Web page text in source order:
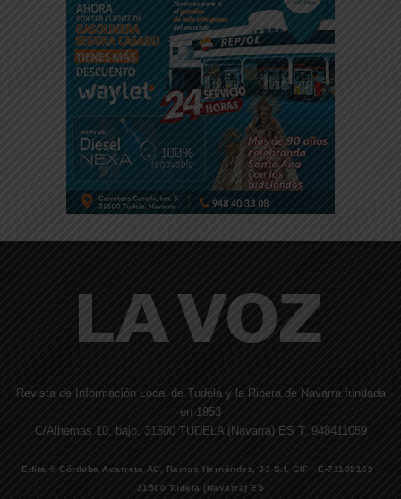
Revista de Información Local de Tudela y la Ribera de Navarra fundada
en 1953
C/Alhemas 10, bajo. 31500 TUDELA (Navarra) ES T. 948411059
Edita © Córdoba Acarreta AC, Ramos Hernández, JJ S.I. CIF · E-71185169 ·
31500 Tudela (Navarra) ES